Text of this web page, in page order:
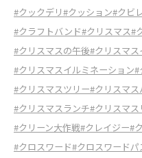
#クックデリ#クッション#クビ
#クラフトバンド#クリスマス#
#クリスマスの午後#クリスマス
#クリスマスイルミネーション#
#クリスマスツリー#クリスマス
#クリスマスランチ#クリスマス
#クリーン大作戦#クレイジー#
#クロスワード#クロスワードパ